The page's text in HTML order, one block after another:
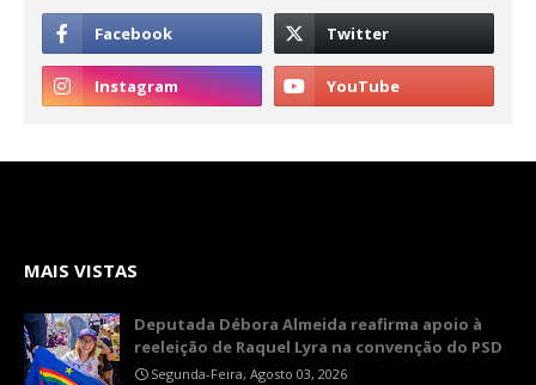
MAIS VISTAS
Deputada Débora Almeida reafirma apoio à
reeleição de Raquel Lyra na convenção do PSD
Segunda-Feira, Agosto 03, 2026